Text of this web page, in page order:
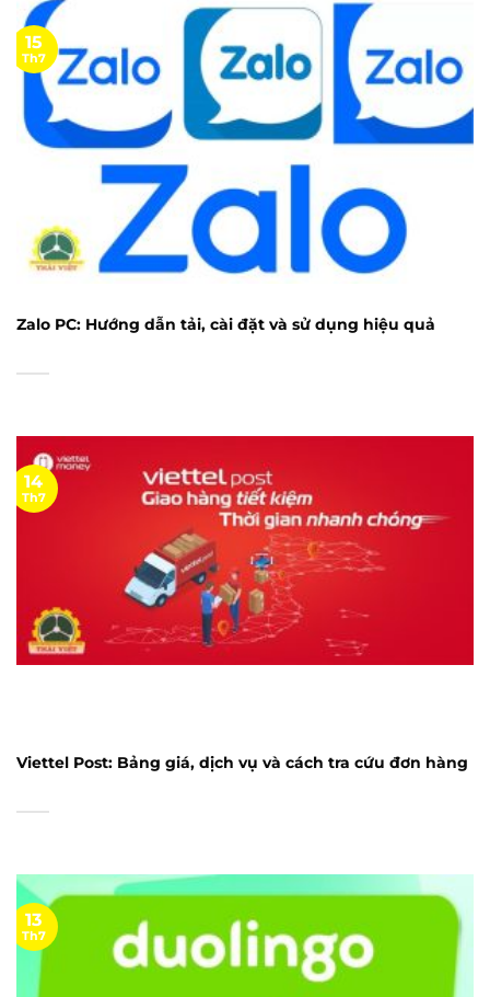
Zalo PC: Hướng dẫn tải, cài đặt và sử dụng hiệu quả
15
Th7
Viettel Post: Bảng giá, dịch vụ và cách tra cứu đơn hàng
14
Th7
13
Th7